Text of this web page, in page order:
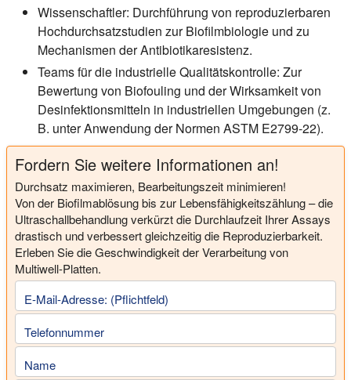
Wissenschaftler: Durchführung von reproduzierbaren
Hochdurchsatzstudien zur Biofilmbiologie und zu
Mechanismen der Antibiotikaresistenz.
Teams für die industrielle Qualitätskontrolle: Zur
Bewertung von Biofouling und der Wirksamkeit von
Desinfektionsmitteln in industriellen Umgebungen (z.
B. unter Anwendung der Normen ASTM E2799-22).
Fordern Sie weitere Informationen an!
Durchsatz maximieren, Bearbeitungszeit minimieren!
Von der Biofilmablösung bis zur Lebensfähigkeitszählung – die
Ultraschallbehandlung verkürzt die Durchlaufzeit Ihrer Assays
drastisch und verbessert gleichzeitig die Reproduzierbarkeit.
Erleben Sie die Geschwindigkeit der Verarbeitung von
Multiwell-Platten.
E-Mail-Adresse: (Pflichtfeld)
Telefonnummer
Name